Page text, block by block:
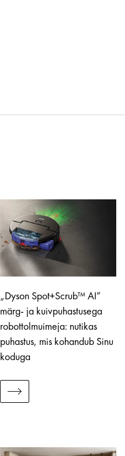
„Dyson Spot+Scrub™ AI”
märg- ja kuivpuhastusega
robottolmuimeja: nutikas
puhastus, mis kohandub Sinu
koduga